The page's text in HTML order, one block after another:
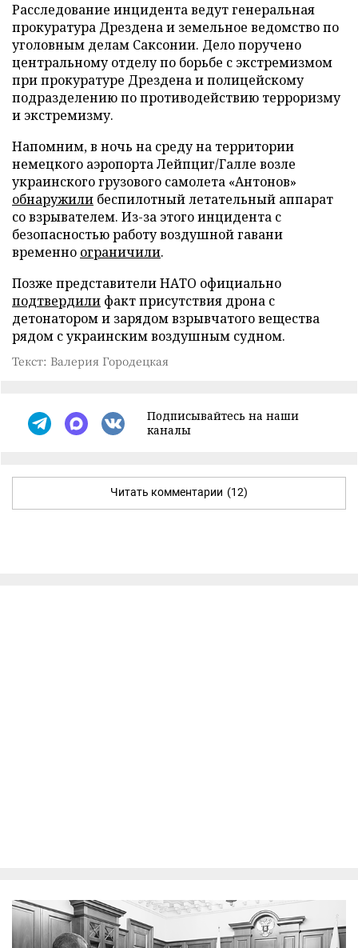
Расследование инцидента ведут генеральная
прокуратура Дрездена и земельное ведомство по
уголовным делам Саксонии. Дело поручено
центральному отделу по борьбе с экстремизмом
при прокуратуре Дрездена и полицейскому
подразделению по противодействию терроризму
и экстремизму.
Напомним, в ночь на среду на территории
немецкого аэропорта Лейпциг/Галле возле
украинского грузового самолета «Антонов»
обнаружили беспилотный летательный аппарат
со взрывателем. Из-за этого инцидента с
безопасностью работу воздушной гавани
временно ограничили.
Позже представители НАТО официально
подтвердили факт присутствия дрона с
детонатором и зарядом взрывчатого вещества
рядом с украинским воздушным судном.
Текст: Валерия Городецкая
Подписывайтесь на наши
каналы
Читать комментарии (12)